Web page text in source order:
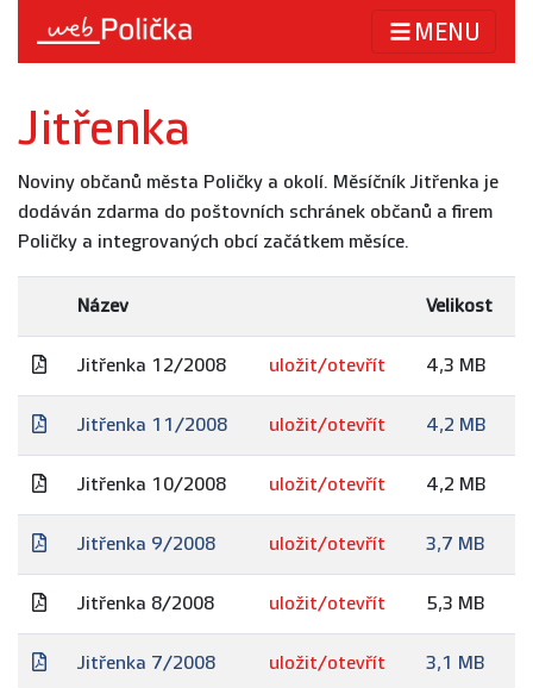
MENU
Jitřenka
Noviny občanů města Poličky a okolí. Měsíčník Jitřenka je
dodáván zdarma do poštovních schránek občanů a firem
Poličky a integrovaných obcí začátkem měsíce.
Název Velikost
Jitřenka 12/2008 uložit/otevřít 4,3 MB
Jitřenka 11/2008 uložit/otevřít 4,2 MB
Jitřenka 10/2008 uložit/otevřít 4,2 MB
Jitřenka 9/2008 uložit/otevřít 3,7 MB
Jitřenka 8/2008 uložit/otevřít 5,3 MB
Jitřenka 7/2008 uložit/otevřít 3,1 MB